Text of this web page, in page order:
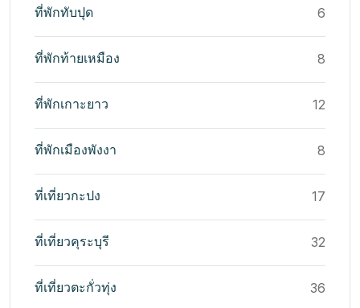
ที่พักทับปุด 6
ที่พักท้ายเหมือง 8
ที่พักเกาะยาว 12
ที่พักเมืองพังงา 8
ที่เที่ยวกะปง 17
ที่เที่ยวคุระบุรี 32
ที่เที่ยวตะกั่วทุ่ง 36